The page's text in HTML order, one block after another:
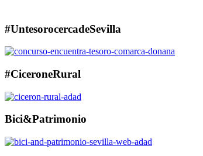
#UntesorocercadeSevilla
#CiceroneRural
Bici&Patrimonio